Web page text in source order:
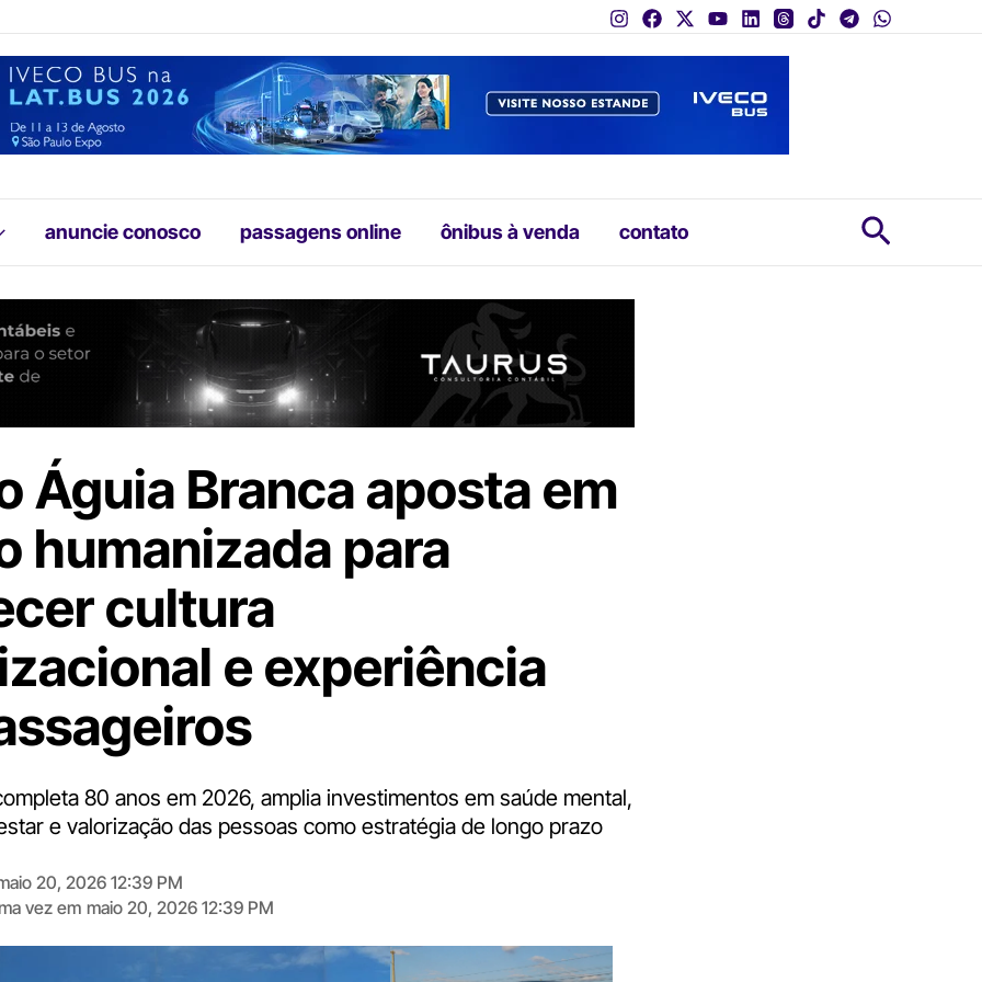
anuncie conosco passagens online ônibus à venda contato
Águia Branca aposta em
humanizada para
cultura
e experiência
80 anos em 2026, amplia investimentos em saúde mental,
e valorização das pessoas como estratégia de longo prazo
20, 2026 12:39 PM
vez em maio 20, 2026 12:39 PM
Digite
aqui